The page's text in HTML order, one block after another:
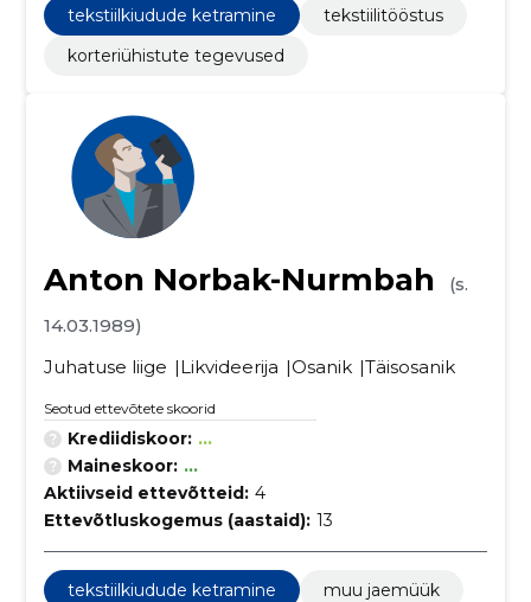
tekstiilkiudude ketramine
tekstiilitööstus
korteriühistute tegevused
Anton Norbak-Nurmbah
(s.
14.03.1989)
Juhatuse liige
Likvideerija Osanik Täisosanik
Seotud ettevõtete skoorid
Krediidiskoor: ...
Maineskoor: ...
Aktiivseid ettevõtteid: 4
Ettevõtluskogemus (aastaid): 13
tekstiilkiudude ketramine
muu jaemüük